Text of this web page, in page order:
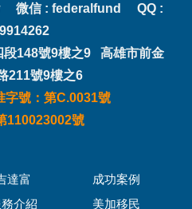
微信 : federalfund QQ :
段148號9樓之9 高雄市前金
211號9樓之6
字號：第C.0031號
110023002號
達富
成功案例
務介紹 美加移民